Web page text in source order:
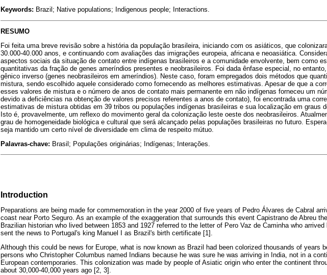
Keywords: Brazil; Native populations; Indigenous people; Interactions.
RESUMO
Foi feita uma breve revisão sobre a história da população brasileira, iniciando com os asiáticos, que
30.000-40.000 anos, e continuando com avaliações das imigrações europeia, africana e neoasiática.
aspectos sociais da situação de contato entre indígenas brasileiros e a comunidade envolvente, bem como
quantitativas da fração de genes ameríndios presentes e neobrasileiros. Foi dada ênfase especial, no
gênico inverso (genes neobrasileiros em ameríndios). Neste caso, foram empregados dois métodos que
mistura, sendo escolhido aquele considerado como fornecendo as melhores estimativas. Apesar de que a
esses valores de mistura e o número de anos de contato mais permanente em não indígenas forneceu um
devido a deficiências na obtenção de valores precisos referentes a anos de contato), foi encontrada uma
estimativas de mistura obtidas em 39 tribos ou populações indígenas brasileiras e sua localização em graus
Isto é, provavelmente, um reflexo do movimento geral da colonização leste oeste dos neobrasileiros.
grau de homogeneidade biológica e cultural que será alcançado pelas populações brasileiras no futuro.
seja mantido um certo nível de diversidade em clima de respeito mútuo.
Palavras-chave: Brasil; Populações originárias; Indígenas; Interações.
Introduction
Preparations are being made for commemoration in the year 2000 of five years of Pedro Álvares de Cabral
coast near Porto Seguro. As an example of the exaggeration that surrounds this event Capistrano de Abreu
Brazilian historian who lived between 1853 and 1927 referred to the letter of Pero Vaz de Caminha who arrived
sent the news to Portugal's king Manuel I as Brazil's birth certificate [1].
Although this could be news for Europe, what is now known as Brazil had been colorized thousands of years
persons who Christopher Columbus named Indians because he was sure he was arriving in India, not in a
European contemporaries. This colonization was made by people of Asiatic origin who enter the continent
about 30,000-40,000 years ago [2, 3].